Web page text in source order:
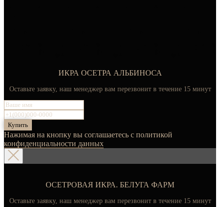
ИКРА ОСЕТРА АЛЬБИНОСА
Оставьте заявку, наш менеджер вам перезвонит в течение 15 минут
Купить
Нажимая на кнопку вы соглашаетесь с политикой
конфиденциальности данных
ОСЕТРОВАЯ ИКРА. БЕЛУГА ФАРМ
Оставьте заявку, наш менеджер вам перезвонит в течение 15 минут